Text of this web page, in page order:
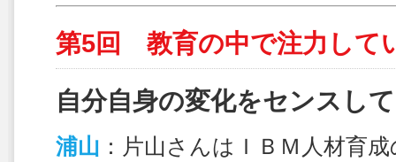
第5回 教育の中で注力して
自分自身の変化をセンスし
浦山 ：片山さんはＩＢＭ人材育